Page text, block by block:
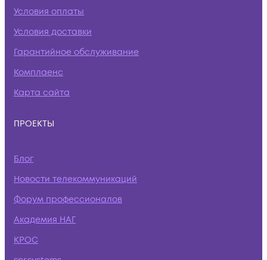
Условия оплаты
Условия доставки
Гарантийное обслуживание
Комплаенс
Карта сайта
ПРОЕКТЫ
Блог
Новости телекоммуникаций
Форум профессионалов
Академия НАГ
КРОС